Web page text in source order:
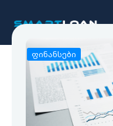
ფინანსები